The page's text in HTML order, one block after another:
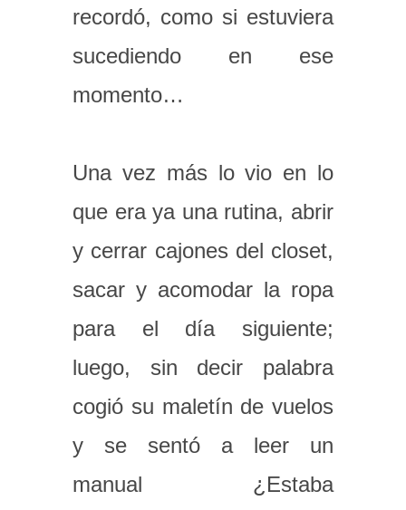
recordó, como si estuviera
sucediendo en ese
momento…
Una vez más lo vio en lo
que era ya una rutina, abrir
y cerrar cajones del closet,
sacar y acomodar la ropa
para el día siguiente;
luego, sin decir palabra
cogió su maletín de vuelos
y se sentó a leer un
manual ¿Estaba